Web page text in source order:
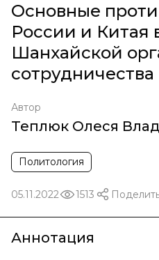
Основные
России и Китая
Шанхайской
сотрудничества
Автор
Теплюк Олеся
Политология
05.11.2022 1513
Аннотация